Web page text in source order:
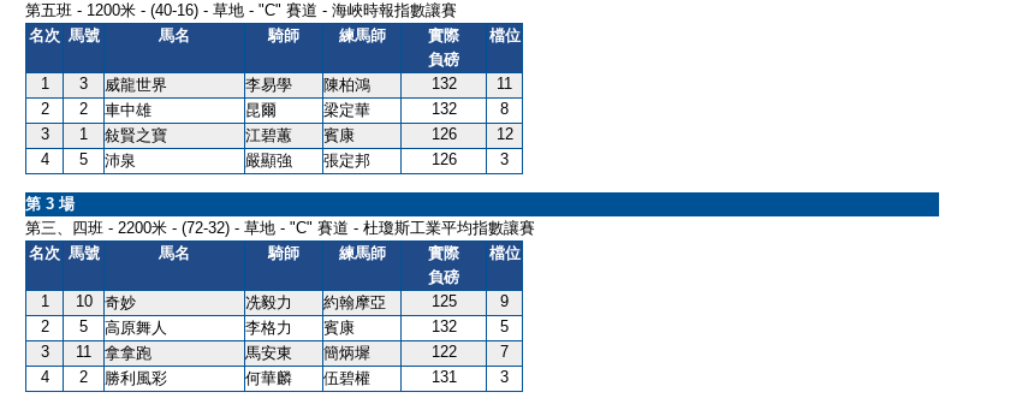
第五班 - 1200米 - (40-16) - 草地 - "C" 賽道 - 海峽時報指數讓賽
名次 馬號 馬名 騎師 練馬師
實際
負磅
檔位
1 3 威龍世界 李易學 陳柏鴻 132
11
2
2 車中雄 昆爾 梁定華 132
8
3
1 敍賢之寶 江碧蕙 賓康 126
12
4
5 沛泉 嚴顯強 張定邦 126 3
第 3 場
第三、四班 - 2200米 - (72-32) - 草地 - "C" 賽道 - 杜瓊斯工業平均指數讓賽
名次 馬號 馬名 騎師 練馬師
實際
負磅
檔位
1 10 奇妙 冼毅力 約翰摩亞 125
9
2
5 高原舞人 李格力 賓康 132
5
3
11 拿拿跑 馬安東 簡炳墀 122
7
4
2 勝利風彩 何華麟 伍碧權 131 3